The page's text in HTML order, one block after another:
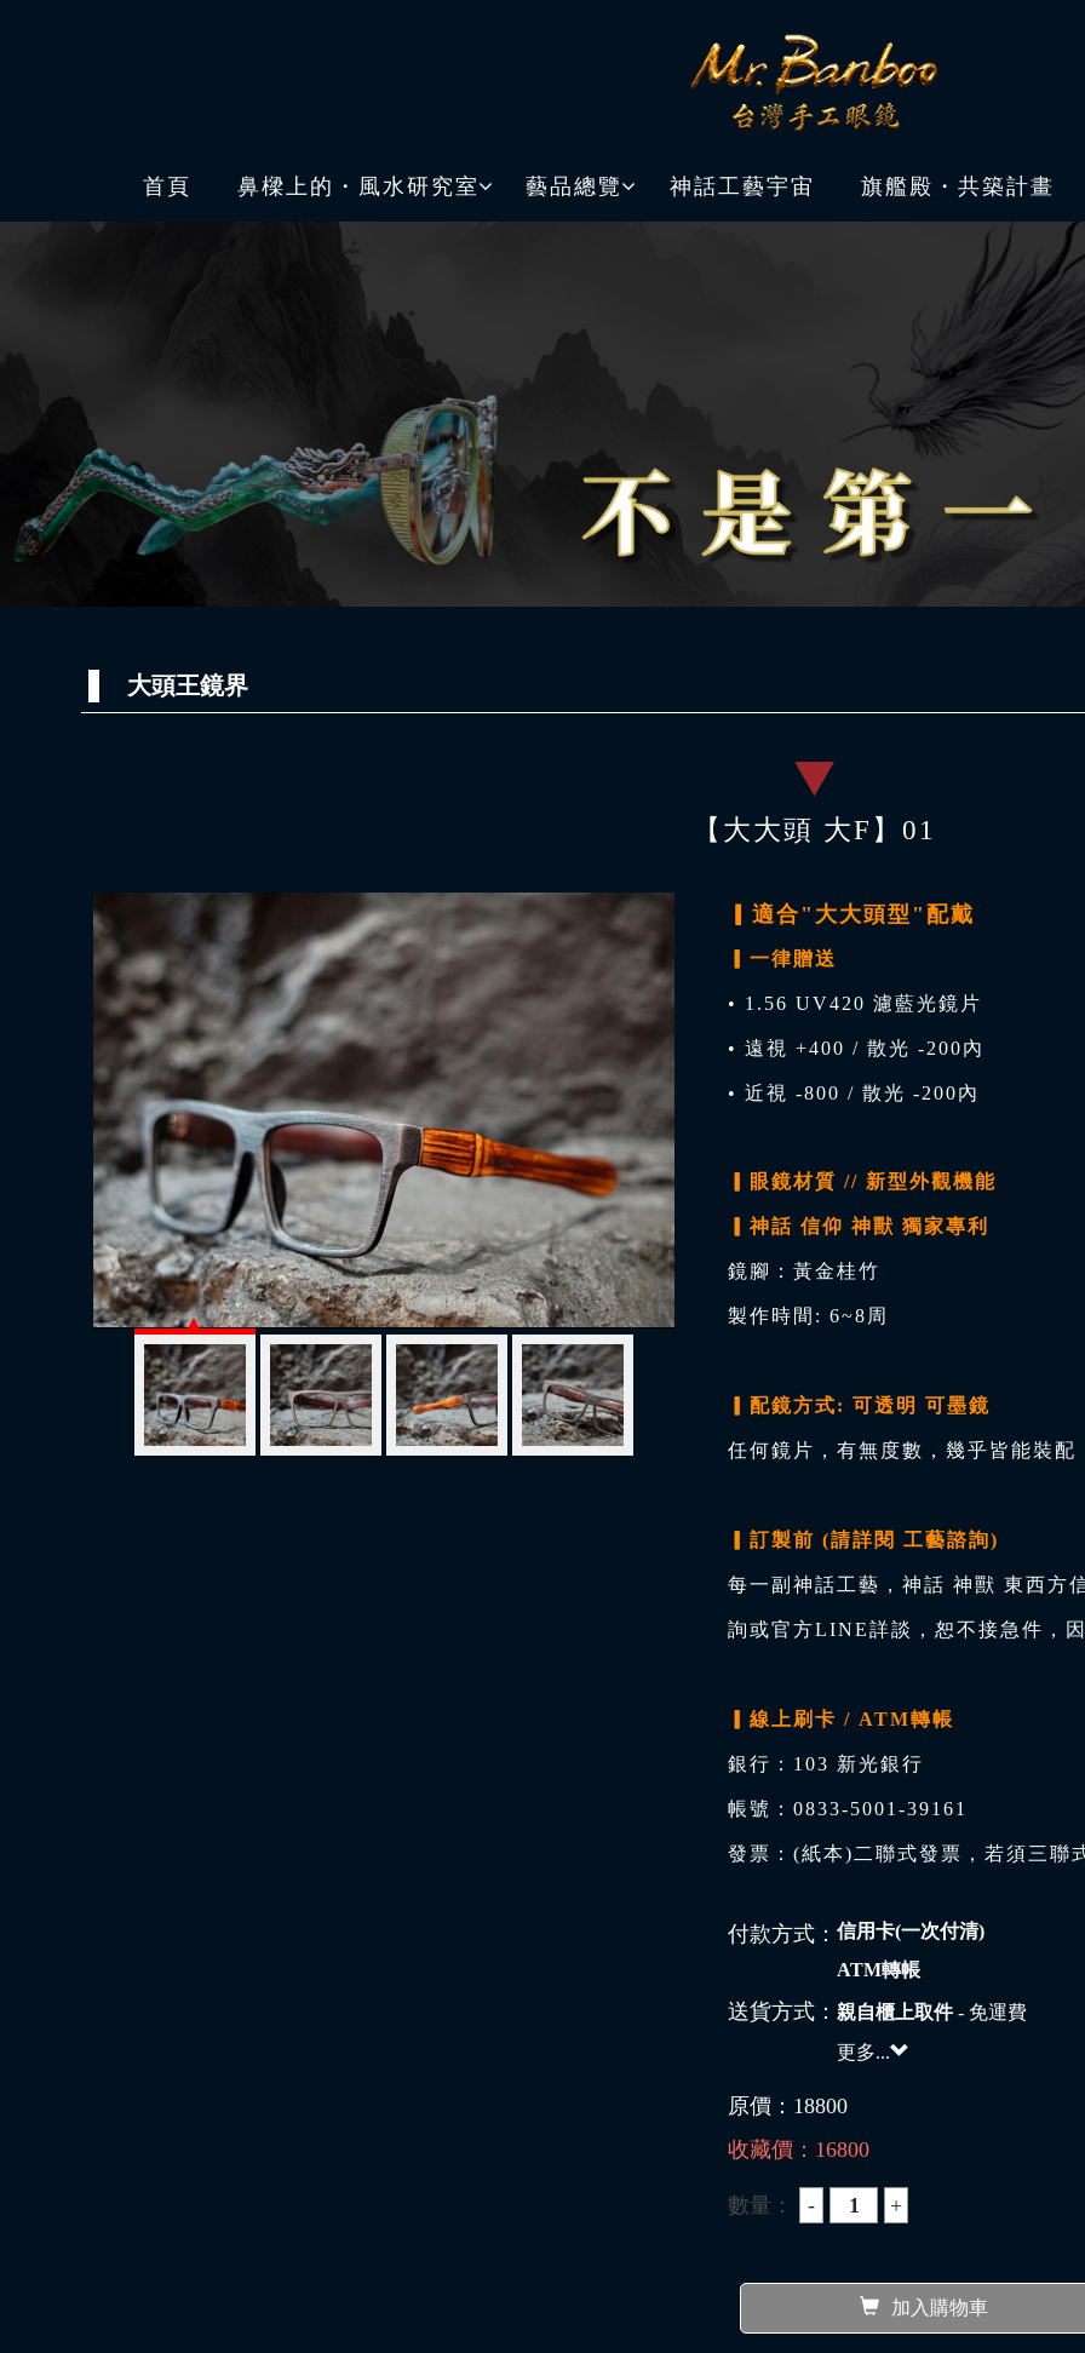
首頁 鼻樑上的・風水研究室 藝品總覽 神話工藝宇宙 旗艦殿・共築計畫
大頭王鏡界
【大大頭 大F】01
▎適合"大大頭型"配戴
▎一律贈送
• 1.56 UV420 濾藍光鏡片
• 遠視 +400 / 散光 -200內
• 近視 -800 / 散光 -200內
▎眼鏡材質 // 新型外觀機能
▎神話 信仰 神獸 獨家專利
鏡腳：黃金桂竹
製作時間: 6~8周
▎配鏡方式: 可透明 可墨鏡
任何鏡片，有無度數，幾乎皆能裝
▎訂製前 (請詳閱 工藝諮詢)
每一副神話工藝，神話 神獸 東西方
詢或官方LINE詳談，恕不接急件，
▎線上刷卡 / ATM轉帳
銀行：103 新光銀行
帳號：0833-5001-39161
發票：(紙本)二聯式發票，若須三聯
付款方式：信用卡(一次付清)
ATM轉帳
送貨方式：親自櫃上取件- 免運費
更多...
原價： 18800
收藏價： 16800
數量：
加入購物車